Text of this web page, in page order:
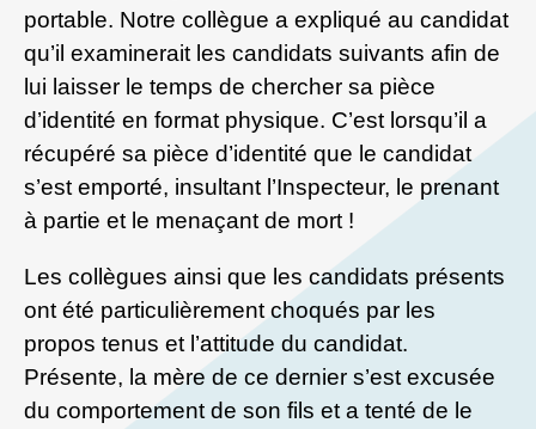
portable. Notre collègue a expliqué au candidat
qu’il examinerait les candidats suivants afin de
lui laisser le temps de chercher sa pièce
d’identité en format physique. C’est lorsqu’il a
récupéré sa pièce d’identité que le candidat
s’est emporté, insultant l’Inspecteur, le prenant
à partie et le menaçant de mort !
Les collègues ainsi que les candidats présents
ont été particulièrement choqués par les
propos tenus et l’attitude du candidat.
Présente, la mère de ce dernier s’est excusée
du comportement de son fils et a tenté de le